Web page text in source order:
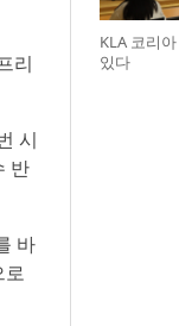
리
시
반
바
로
KLA 코리
있다